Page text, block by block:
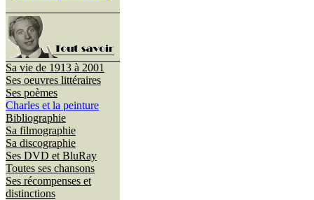
Sa vie de 1913 à 2001
Ses oeuvres littéraires
Ses poèmes
Charles et la peinture
Bibliographie
Sa filmographie
Sa discographie
Ses DVD et BluRay
Toutes ses chansons
Ses récompenses et
distinctions